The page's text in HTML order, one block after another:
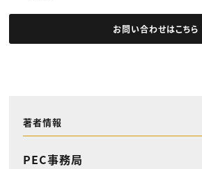
お問い合わせはこちら
著者情報
PEC事務局